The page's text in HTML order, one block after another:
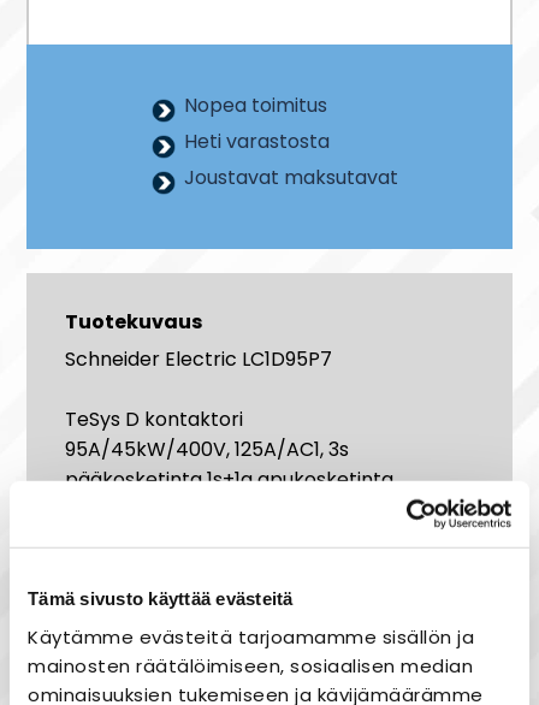
Tämä sivusto käyttää evästeitä
Käytämme evästeitä tarjoamamme sisällön ja
mainosten räätälöimiseen, sosiaalisen median
ominaisuuksien tukemiseen ja kävijämäärämme
Nopea toimitus
Heti varastosta
Joustavat maksutavat
Tuotekuvaus
Schneider Electric LC1D95P7
TeSys D kontaktori
95A/45kW/400V, 125A/AC1, 3s
pääkosketinta 1s+1a apukosketinta
Modernin ulkoasun lisäksi TeSys D -
kontaktorit ovat nopeita
jahelppojaasentaa. Laitteet
ovatpienikokoisia(leveys 45 mm < 38A